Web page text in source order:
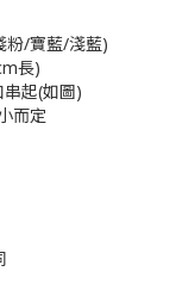
粉/寶藍/淺藍)
長)
起(如圖)
而定